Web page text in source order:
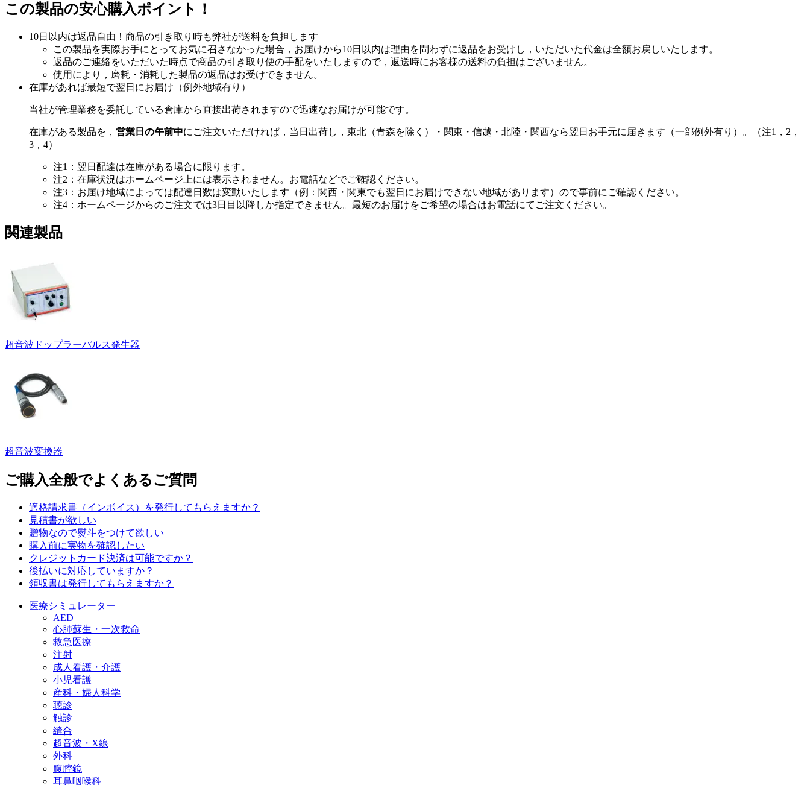
この製品の安心購入ポイント！
10日以内は返品自由！商品の引き取り時も弊社が送料を負担します
この製品を実際お手にとってお気に召さなかった場合，お届けから10日以内は理由を問わずに返品をお受けし，いただいた代金は全額お戻しいたします。
返品のご連絡をいただいた時点で商品の引き取り便の手配をいたしますので，返送時にお客様の送料の負担はございません。
使用により，磨耗・消耗した製品の返品はお受けできません。
在庫があれば最短で翌日にお届け（例外地域有り）
当社が管理業務を委託している倉庫から直接出荷されますので迅速なお届けが可能です。
在庫がある製品を， 営業日の午前中にご注文いただければ，当日出荷し，東北（青森を除く）・関東・信越・北陸・関西なら翌日お手元に届きます（一部例外有り）。（注1，2，
3，4）
注1：翌日配達は在庫がある場合に限ります。
注2：在庫状況はホームページ上には表示されません。お電話などでご確認ください。
注3：お届け地域によっては配達日数は変動いたします（例：関西・関東でも翌日にお届けできない地域があります）ので事前にご確認ください。
注4：ホームページからのご注文では3日目以降しか指定できません。最短のお届けをご希望の場合はお電話にてご注文ください。
関連製品
超音波ドップラーパルス発生器
超音波変換器
ご購入全般でよくあるご質問
適格請求書（インボイス）を発行してもらえますか？
見積書が欲しい
贈物なので熨斗をつけて欲しい
購入前に実物を確認したい
クレジットカード決済は可能ですか？
後払いに対応していますか？
領収書は発行してもらえますか？
医療シミュレーター
AED
心肺蘇生・一次救命
救急医療
注射
成人看護・介護
小児看護
産科・婦人科学
聴診
触診
縫合
超音波・X線
外科
腹腔鏡
耳鼻咽喉科